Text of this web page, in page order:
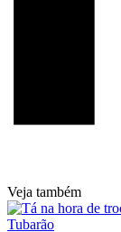
Veja também